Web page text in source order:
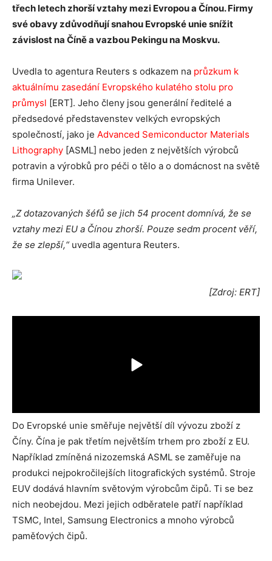
třech letech zhorší vztahy mezi Evropou a Čínou. Firmy
své obavy zdůvodňují snahou Evropské unie snížit
závislost na Číně a vazbou Pekingu na Moskvu.
Uvedla to agentura Reuters s odkazem na průzkum k
aktuálnímu zasedání Evropského kulatého stolu pro
průmysl [ERT]. Jeho členy jsou generální ředitelé a
předsedové představenstev velkých evropských
společností, jako je Advanced Semiconductor Materials
Lithography [ASML] nebo jeden z největších výrobců
potravin a výrobků pro péči o tělo a o domácnost na světě
firma Unilever.
„Z dotazovaných šéfů se jich 54 procent domnívá, že se
vztahy mezi EU a Čínou zhorší. Pouze sedm procent věří,
že se zlepší,“uvedla agentura Reuters.
[Zdroj: ERT]
Do Evropské unie směřuje největší díl vývozu zboží z
Číny. Čína je pak třetím největším trhem pro zboží z EU.
Například zmíněná nizozemská ASML se zaměřuje na
produkci nejpokročilejších litografických systémů. Stroje
EUV dodává hlavním světovým výrobcům čipů. Ti se bez
nich neobejdou. Mezi jejich odběratele patří například
TSMC, Intel, Samsung Electronics a mnoho výrobců
paměťových čipů.